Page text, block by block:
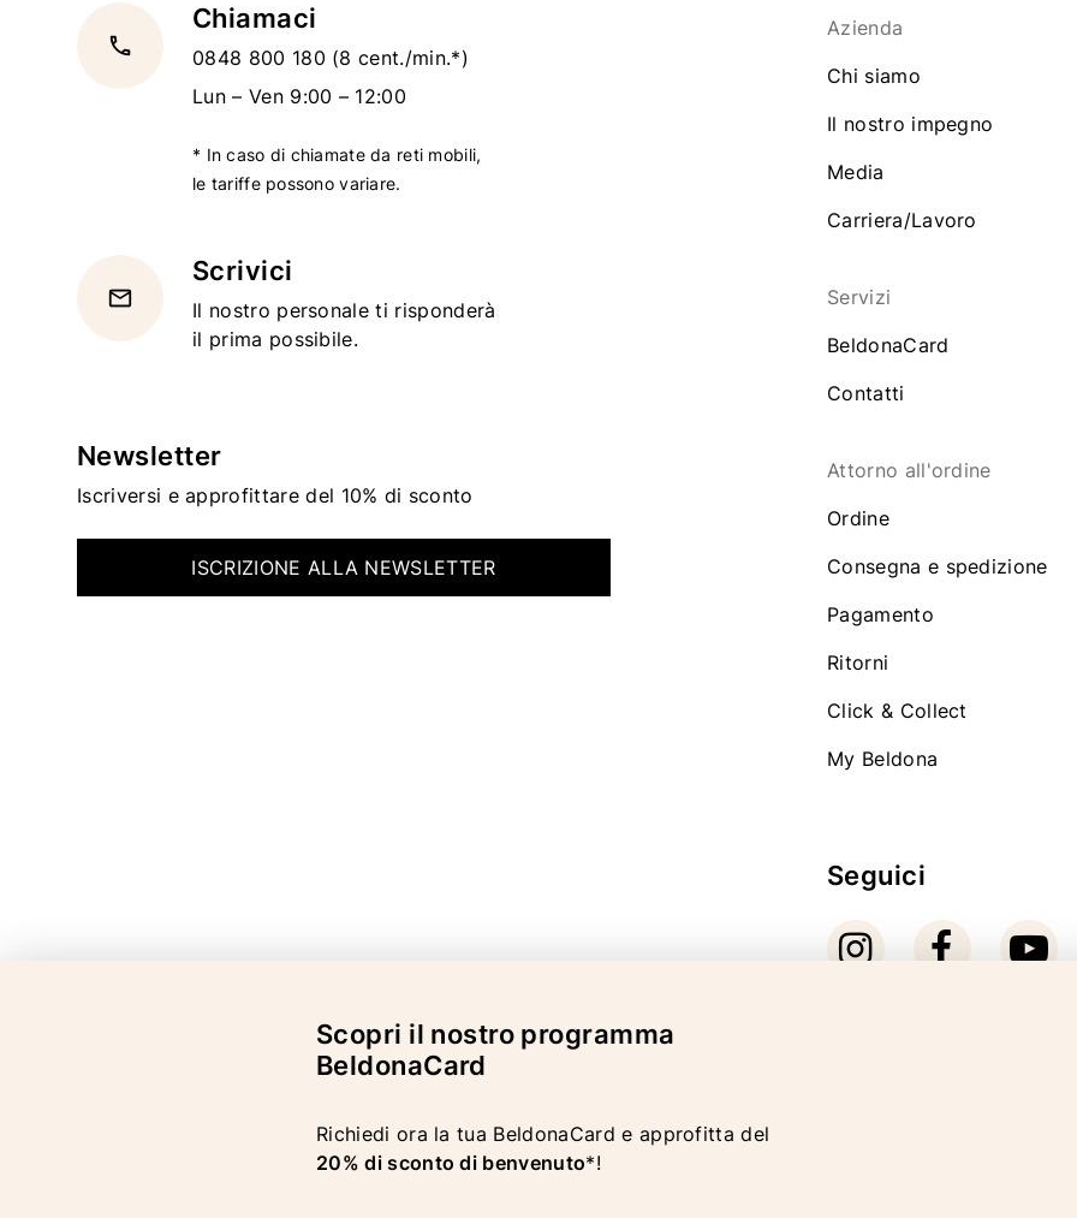
local_phone
Chiamaci
0848 800 180 (8 cent./min.*)
Lun – Ven 9:00 – 12:00
* In caso di chiamate da reti mobili,
le tariffe possono variare.
email
Scrivici
Il nostro personale ti risponderà
il prima possibile.
Newsletter
Iscriversi e approfittare del 10% di sconto
ISCRIZIONE ALLA NEWSLETTER
Azienda
Chi siamo
Il nostro impegno
Media
Carriera/Lavoro
Servizi
BeldonaCard
Contatti
Attorno all'ordine
Ordine
Consegna e spedizione
Pagamento
Ritorni
Click & Collect
My Beldona
Seguici
Scopri il nostro programma
BeldonaCard
Richiedi ora la tua BeldonaCard e approfitta del
20% di sconto di benvenuto*!